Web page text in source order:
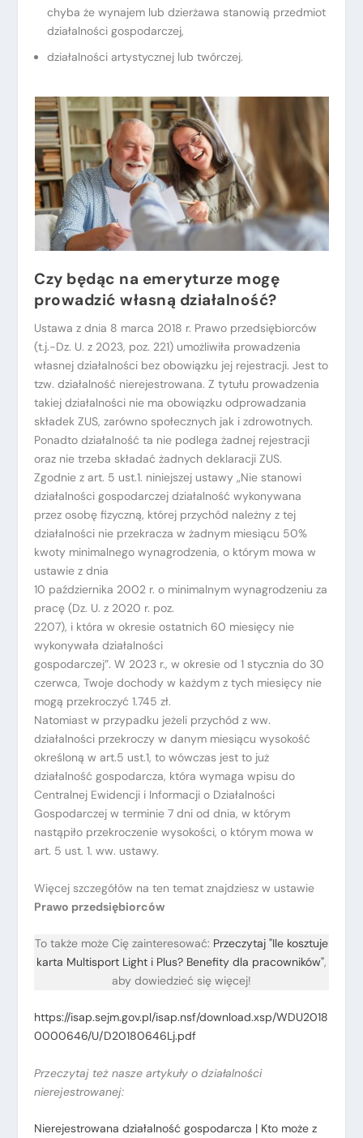
chyba że wynajem lub dzierżawa stanowią przedmiot
działalności gospodarczej,
działalności artystycznej lub twórczej.
Czy będąc na emeryturze mogę
prowadzić własną działalność?
Ustawa z dnia 8 marca 2018 r. Prawo przedsiębiorców
(t.j.-Dz. U. z 2023, poz. 221) umożliwiła prowadzenia
własnej działalności bez obowiązku jej rejestracji. Jest to
tzw. działalność nierejestrowana. Z tytułu prowadzenia
takiej działalności nie ma obowiązku odprowadzania
składek ZUS, zarówno społecznych jak i zdrowotnych.
Ponadto działalność ta nie podlega żadnej rejestracji
oraz nie trzeba składać żadnych deklaracji ZUS.
Zgodnie z art. 5 ust.1. niniejszej ustawy „Nie stanowi
działalności gospodarczej działalność wykonywana
przez osobę fizyczną, której przychód należny z tej
działalności nie przekracza w żadnym miesiącu 50%
kwoty minimalnego wynagrodzenia, o którym mowa w
ustawie z dnia
10 października 2002 r. o minimalnym wynagrodzeniu za
pracę (Dz. U. z 2020 r. poz.
2207), i która w okresie ostatnich 60 miesięcy nie
wykonywała działalności
gospodarczej”. W 2023 r., w okresie od 1 stycznia do 30
czerwca, Twoje dochody w każdym z tych miesięcy nie
mogą przekroczyć 1.745 zł.
Natomiast w przypadku jeżeli przychód z ww.
działalności przekroczy w danym miesiącu wysokość
określoną w art.5 ust.1, to wówczas jest to już
działalność gospodarcza, która wymaga wpisu do
Centralnej Ewidencji i Informacji o Działalności
Gospodarczej w terminie 7 dni od dnia, w którym
nastąpiło przekroczenie wysokości, o którym mowa w
art. 5 ust. 1. ww. ustawy.
Więcej szczegółów na ten temat znajdziesz w ustawie
Prawo przedsiębiorców
To także może Cię zainteresować: Przeczytaj "Ile kosztuje
karta Multisport Light i Plus? Benefity dla pracowników",
aby dowiedzieć się więcej!
https://isap.sejm.gov.pl/isap.nsf/download.xsp/WDU2018
0000646/U/D20180646Lj.pdf
Przeczytaj też nasze artykuły o działalności
nierejestrowanej:
Nierejestrowana działalność gospodarcza | Kto może z